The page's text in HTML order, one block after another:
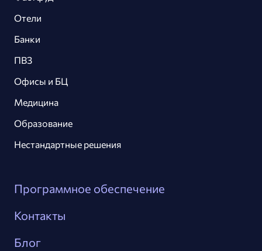
Отели
Банки
ПВЗ
Офисы и БЦ
Медицина
Образование
Нестандартные решения
Программное обеспечение
Контакты
Блог